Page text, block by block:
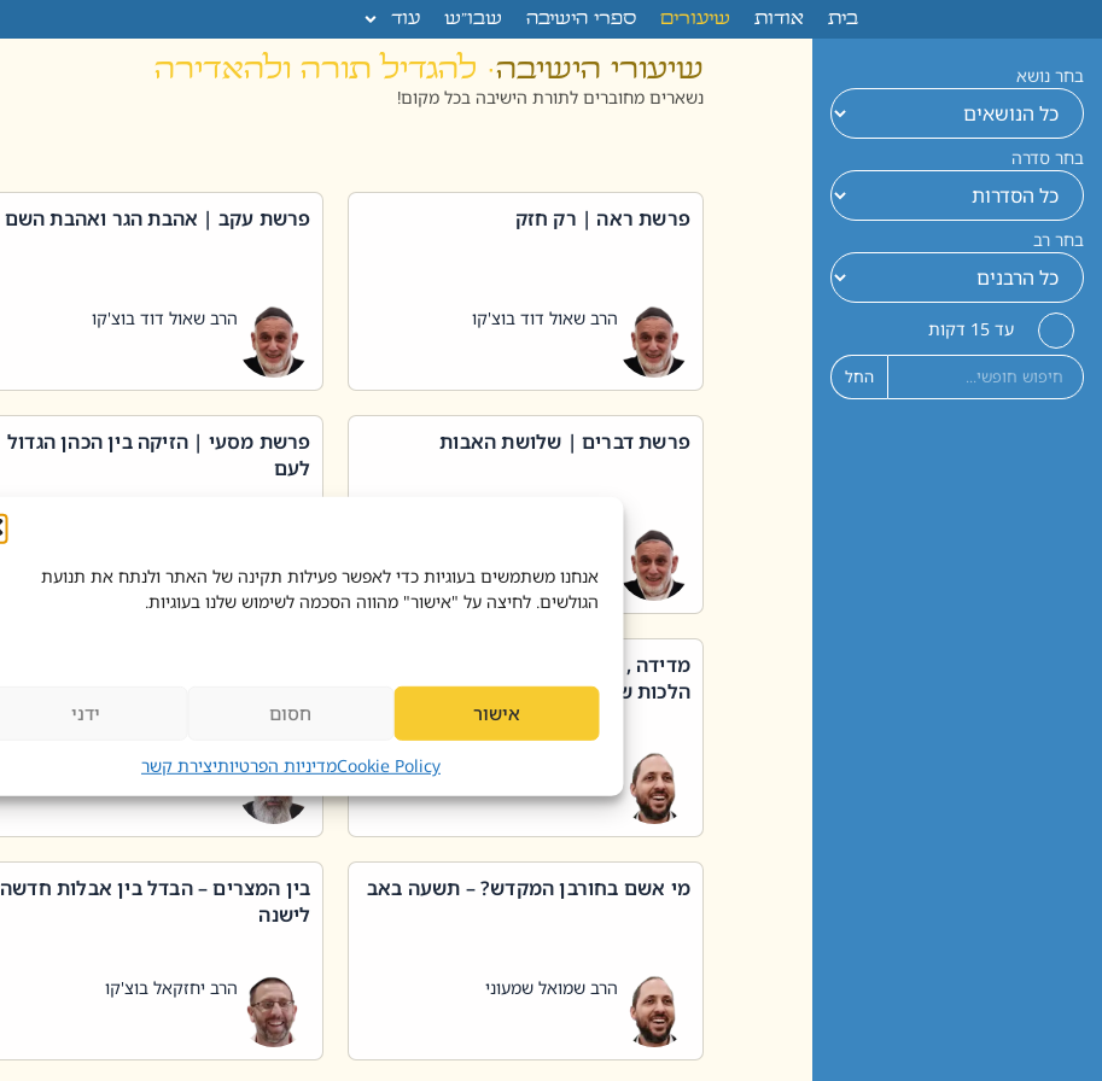
אנחנו משתמשים בעוגיות כדי לאפשר פעילות תקינה של האתר ולנתח את תנועת
הגולשים. לחיצה על "אישור" מהווה הסכמה לשימוש שלנו בעוגיות.
אישור חסום ידני
Cookie Policyמדיניות הפרטיותיצירת קשר
בית אודות שיעורים ספרי הישיבה שבו”ש עוד
בחר נושא
בחר סדרה
בחר רב
עד 15 דקות
החל
שיעורי הישיבה· להגדיל תורה ולהאדירה
נשארים מחוברים לתורת הישיבה בכל מקום!
פרשת ראה | רק חזק
הרב שאול דוד בוצ'קו
פרשת עקב | אהבת הגר ואהבת השם
הרב שאול דוד בוצ'קו
פרשת דברים | שלושת האבות
פרשת מסעי | הזיקה בין הכהן הגדול
לעם
מדידה , קניה , שטיפת כלים בשבת –
הלכות שבת – סימן שכג
הרב יאיר בידני
מי אשם בחורבן המקדש? – תשעה באב
הרב שמואל שמעוני
בין המצרים – הבדל בין אבלות חדשה
לישנה
הרב יחזקאל בוצ'קו